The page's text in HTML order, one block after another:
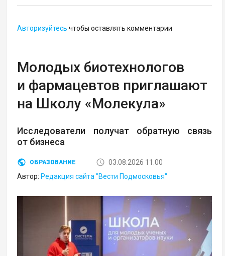
Авторизуйтесь чтобы оставлять комментарии
Молодых биотехнологов
и фармацевтов приглашают
на Школу «Молекула»
Исследователи получат обратную связь
от бизнеса
ОБРАЗОВАНИЕ
03.08.2026 11:00
Автор: Редакция сайта "Вести Подмосковья"